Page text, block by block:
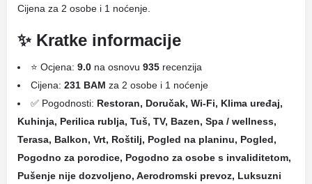
Cijena za 2 osobe i 1 noćenje.
✨ Kratke informacije
⭐ Ocjena: 9.0 na osnovu 935 recenzija
Cijena: 231 BAM za 2 osobe i 1 noćenje
✅ Pogodnosti: Restoran, Doručak, Wi-Fi, Klima uređaj,
Kuhinja, Perilica rublja, Tuš, TV, Bazen, Spa / wellness,
Terasa, Balkon, Vrt, Roštilj, Pogled na planinu, Pogled,
Pogodno za porodice, Pogodno za osobe s invaliditetom,
Pušenje nije dozvoljeno, Aerodromski prevoz, Luksuzni